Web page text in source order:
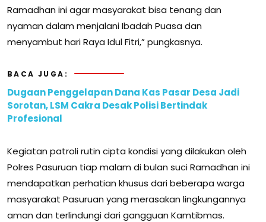
Ramadhan ini agar masyarakat bisa tenang dan
nyaman dalam menjalani Ibadah Puasa dan
menyambut hari Raya Idul Fitri,” pungkasnya.
BACA JUGA:
Dugaan Penggelapan Dana Kas Pasar Desa Jadi
Sorotan, LSM Cakra Desak Polisi Bertindak
Profesional
Kegiatan patroli rutin cipta kondisi yang dilakukan oleh
Polres Pasuruan tiap malam di bulan suci Ramadhan ini
mendapatkan perhatian khusus dari beberapa warga
masyarakat Pasuruan yang merasakan lingkungannya
aman dan terlindungi dari gangguan Kamtibmas.